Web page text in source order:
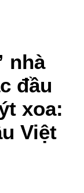
nhà
đầu
xoa:
Việt